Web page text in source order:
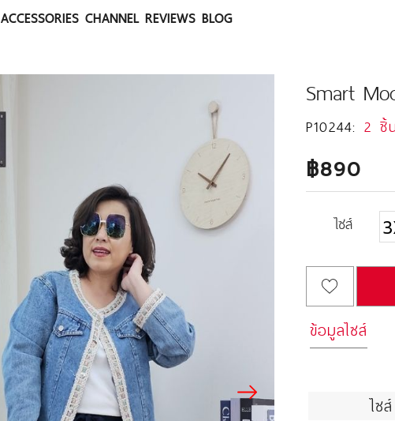
ACCESSORIES CHANNEL REVIEWS BLOG
Smart
P10244: 2 ชิ้
฿890
ไซส์
ข้อมูลไซส์
ไซ